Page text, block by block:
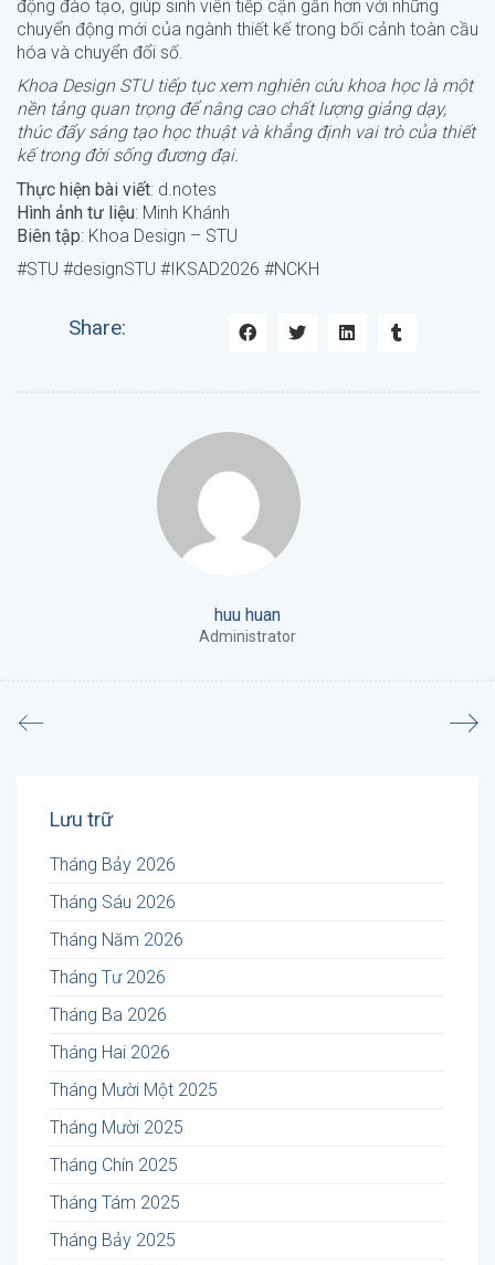
động đào tạo, giúp sinh viên tiếp cận gần hơn với những
chuyển động mới của ngành thiết kế trong bối cảnh toàn cầu
hóa và chuyển đổi số.
Khoa Design STU tiếp tục xem nghiên cứu khoa học là một
nền tảng quan trọng để nâng cao chất lượng giảng dạy,
thúc đẩy sáng tạo học thuật và khẳng định vai trò của thiết
kế trong đời sống đương đại.
Thực hiện bài viết: d.notes
Hình ảnh tư liệu: Minh Khánh
Biên tập: Khoa Design – STU
#STU #designSTU #IKSAD2026 #NCKH
Share:
huu huan
Administrator
Lưu trữ
Tháng Bảy 2026
Tháng Sáu 2026
Tháng Năm 2026
Tháng Tư 2026
Tháng Ba 2026
Tháng Hai 2026
Tháng Mười Một 2025
Tháng Mười 2025
Tháng Chín 2025
Tháng Tám 2025
Tháng Bảy 2025